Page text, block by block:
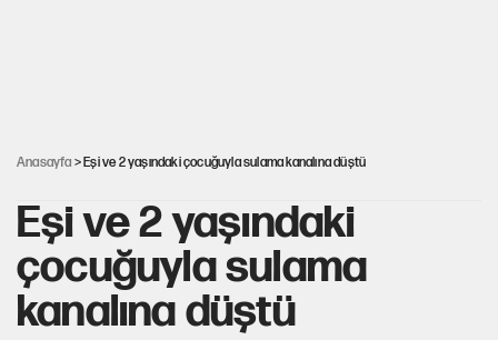
Anasayfa > Eşi ve 2 yaşındaki çocuğuyla sulama kanalına düştü
Eşi ve 2 yaşındaki
çocuğuyla sulama
kanalına düştü